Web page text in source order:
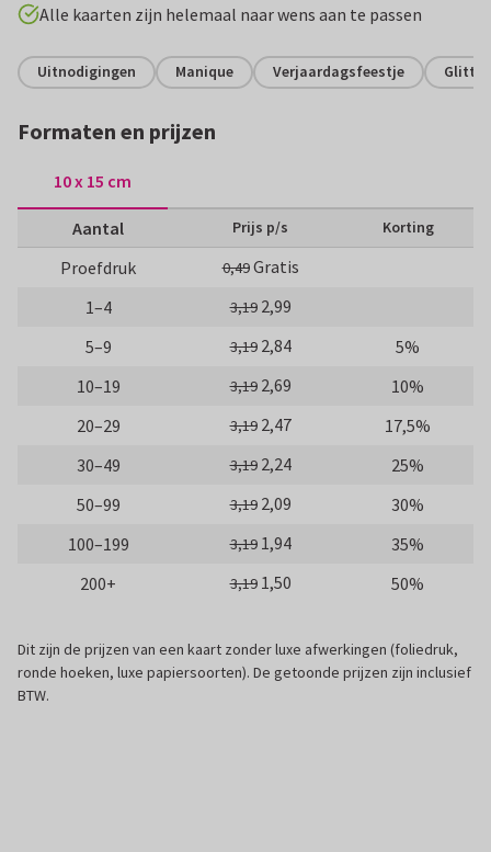
Alle kaarten zijn helemaal naar wens aan te passen
Uitnodigingen Manique Verjaardagsfeestje Glitter
Formaten en prijzen
10 x 15 cm
Aantal Prijs p/s Korting
Proefdruk 0,49Gratis
1–4
3,19 2,99
5–9
3,19 2,84
5%
10–19
3,19 2,69
10%
20–29
3,19 2,47
17,5%
30–49
3,19 2,24
25%
50–99
3,19 2,09
30%
100–199
3,19 1,94
35%
200+
3,19 1,50 50%
Dit zijn de prijzen van een kaart zonder luxe afwerkingen (foliedruk,
ronde hoeken, luxe papiersoorten). De getoonde prijzen zijn inclusief
BTW.